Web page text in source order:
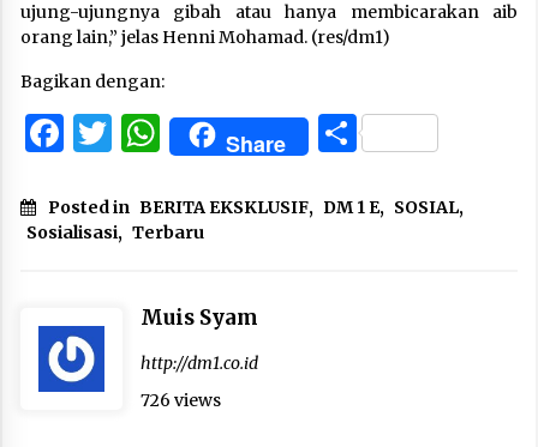
ujung-ujungnya gibah atau hanya membicarakan aib
orang lain,” jelas Henni Mohamad. (res/dm1)
Bagikan dengan:
Facebook
Twitter
WhatsApp
Share Share
Posted in BERITA EKSKLUSIF, DM 1 E, SOSIAL,
Sosialisasi, Terbaru
Muis Syam
http://dm1.co.id
726 views